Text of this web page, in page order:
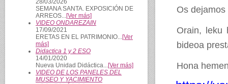
Os
Orain, leku
bideoa
Hona
28/03/2026
SEMANA SANTA. EXPOSICIÓN DE
ARREOS...[Ver más]
VIDEO ONDAREZAIN
17/09/2021
ERETAS EN EL PATRIMONIO...[Ver
más]
Didactica 1 y 2 ESO
14/01/2020
Nueva Unidad Didáctica...[Ver más]
VIDEO DE LOS PANELES DEL
MUSEO Y YACIMIENTO